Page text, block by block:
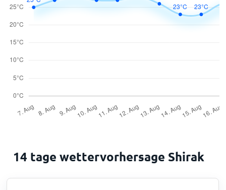
14 tage wettervorhersage Shirak